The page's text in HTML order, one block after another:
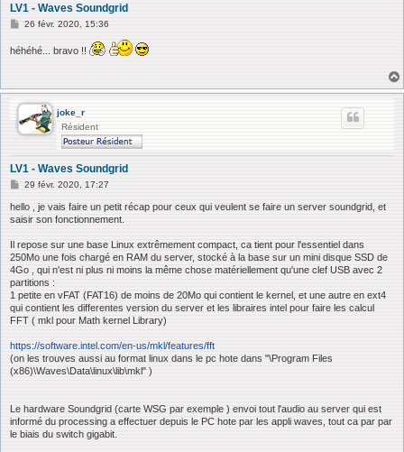
LV1 - Waves Soundgrid
M
s
e
26 févr. 2020, 15:36
héhéhé... bravo !!
joke_r
Résident
LV1 - Waves Soundgrid
M
s
s
e
29 févr. 2020, 17:27
hello , je vais faire un petit récap pour ceux qui veulent se faire un server soundgrid, et
saisir son fonctionnement.
Il repose sur une base Linux extrêmement compact, ca tient pour l'essentiel dans
250Mo une fois chargé en RAM du server, stocké à la base sur un mini disque SSD de
4Go , qui n'est ni plus ni moins la même chose matériellement qu'une clef USB avec 2
partitions :
1 petite en vFAT (FAT16) de moins de 20Mo qui contient le kernel, et une autre en ext4
qui contient les differentes version du server et les libraires intel pour faire les calcul
FFT ( mkl pour Math kernel Library)
https://software.intel.com/en-us/mkl/features/fft
(on les trouves aussi au format linux dans le pc hote dans "\Program Files
(x86)\Waves\Data\linux\lib\mkl" )
Le hardware Soundgrid (carte WSG par exemple ) envoi tout l'audio au server qui est
informé du processing a effectuer depuis le PC hote par les appli waves, tout ca par par
le biais du switch gigabit.